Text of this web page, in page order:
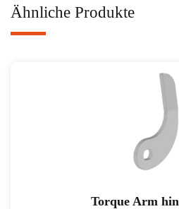
Ähnliche Produkte
Torque Arm